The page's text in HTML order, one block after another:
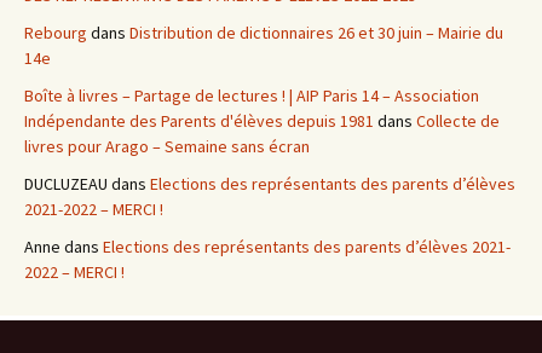
Rebourg dans Distribution de dictionnaires 26 et 30 juin – Mairie du
14e
Boîte à livres – Partage de lectures ! | AIP Paris 14 – Association
Indépendante des Parents d'élèves depuis 1981 dans Collecte de
livres pour Arago – Semaine sans écran
DUCLUZEAU dans Elections des représentants des parents d’élèves
2021-2022 – MERCI !
Anne dans Elections des représentants des parents d’élèves 2021-
2022 – MERCI !